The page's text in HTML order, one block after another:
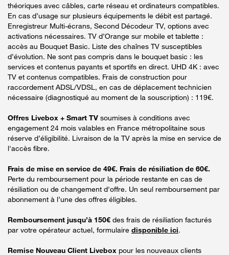
théoriques avec câbles, carte réseau et ordinateurs compatibles.
En cas d’usage sur plusieurs équipements le débit est partagé.
Enregistreur Multi-écrans, Second Décodeur TV, options avec
activations nécessaires. TV d’Orange sur mobile et tablette :
accès au Bouquet Basic. Liste des chaînes TV susceptibles
d’évolution. Ne sont pas compris dans le bouquet basic : les
services et contenus payants et sportifs en direct. UHD 4K : avec
TV et contenus compatibles. Frais de construction pour
raccordement ADSL/VDSL, en cas de déplacement technicien
nécessaire (diagnostiqué au moment de la souscription) : 119€.
Offres Livebox + Smart TV soumises à conditions avec
engagement 24 mois valables en France métropolitaine sous
réserve d’éligibilité. Livraison de la TV après la mise en service de
l'accès fibre.
Frais de mise en service de 49€. Frais de résiliation de 60€.
Perte du remboursement pour la période restante en cas de
résiliation ou de changement d'offre. Un seul remboursement par
abonnement à l’une des offres éligibles.
Remboursement jusqu’à 150€ des frais de résiliation facturés
par votre opérateur actuel, formulaire disponible ici.
Remise Nouveau Client Livebox pour les nouveaux clients